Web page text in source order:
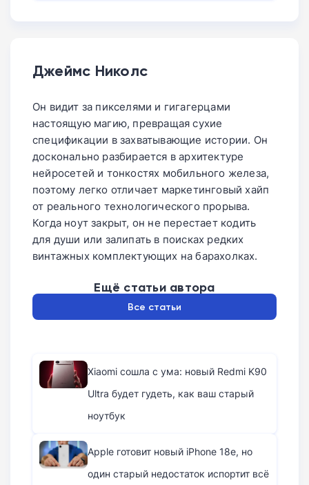
Джеймс Николс
Он видит за пикселями и гигагерцами
настоящую магию, превращая сухие
спецификации в захватывающие истории. Он
досконально разбирается в архитектуре
нейросетей и тонкостях мобильного железа,
поэтому легко отличает маркетинговый хайп
от реального технологического прорыва.
Когда ноут закрыт, он не перестает кодить
для души или залипать в поисках редких
винтажных комплектующих на барахолках.
Ещё статьи автора
Все статьи
Xiaomi сошла с ума: новый Redmi K90
Ultra будет гудеть, как ваш старый
ноутбук
Apple готовит новый iPhone 18e, но
один старый недостаток испортит всё